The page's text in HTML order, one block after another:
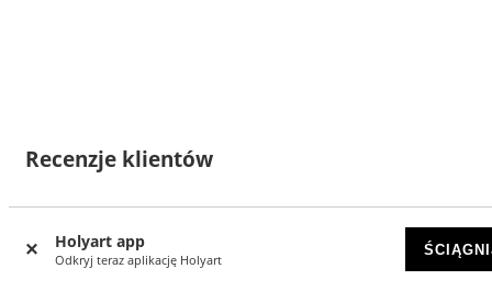
Holyart app
Odkryj teraz aplikację Holyart
Recenzje klientów
15